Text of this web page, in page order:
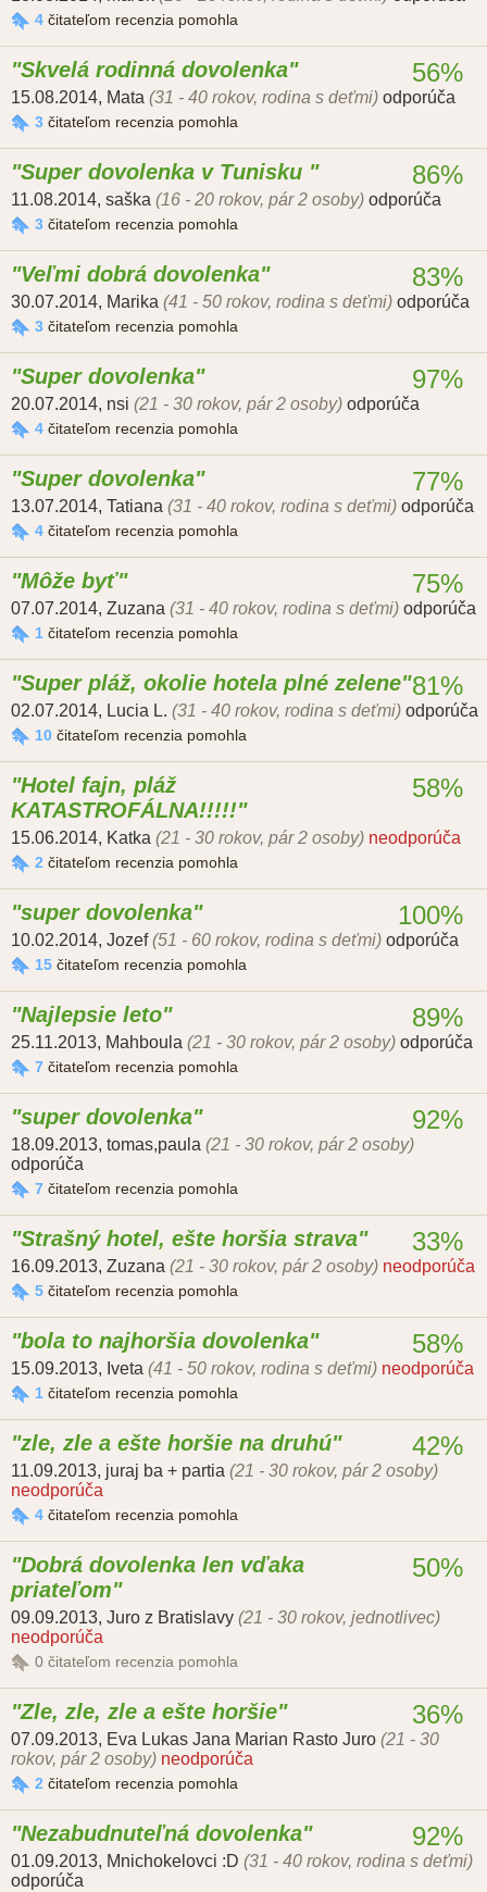
4 čitateľom recenzia pomohla
Skvelá rodinná dovolenka
15.08.2014, Mata (31 - 40 rokov, rodina s deťmi) odporúča
3 čitateľom recenzia pomohla
56%
Super dovolenka v Tunisku
11.08.2014, saška (16 - 20 rokov, pár 2 osoby) odporúča
3 čitateľom recenzia pomohla
86%
Veľmi dobrá dovolenka
30.07.2014, Marika (41 - 50 rokov, rodina s deťmi) odporúča
3 čitateľom recenzia pomohla
83%
Super dovolenka
20.07.2014, nsi (21 - 30 rokov, pár 2 osoby) odporúča
4 čitateľom recenzia pomohla
97%
Super dovolenka
13.07.2014, Tatiana (31 - 40 rokov, rodina s deťmi) odporúča
4 čitateľom recenzia pomohla
77%
Môže byť
07.07.2014, Zuzana (31 - 40 rokov, rodina s deťmi) odporúča
1 čitateľom recenzia pomohla
75%
Super pláž, okolie hotela plné zelene
02.07.2014, Lucia L. (31 - 40 rokov, rodina s deťmi) odporúča
10 čitateľom recenzia pomohla
81%
Hotel fajn, pláž
KATASTROFÁLNA!!!!!
15.06.2014, Katka (21 - 30 rokov, pár 2 osoby) neodporúča
2 čitateľom recenzia pomohla
58%
super dovolenka
10.02.2014, Jozef (51 - 60 rokov, rodina s deťmi) odporúča
15 čitateľom recenzia pomohla
100%
Najlepsie leto
25.11.2013, Mahboula (21 - 30 rokov, pár 2 osoby) odporúča
7 čitateľom recenzia pomohla
89%
super dovolenka
18.09.2013, tomas,paula (21 - 30 rokov, pár 2 osoby)
odporúča
7 čitateľom recenzia pomohla
92%
Strašný hotel, ešte horšia strava
16.09.2013, Zuzana (21 - 30 rokov, pár 2 osoby) neodporúča
5 čitateľom recenzia pomohla
33%
bola to najhoršia dovolenka
15.09.2013, Iveta (41 - 50 rokov, rodina s deťmi) neodporúča
1 čitateľom recenzia pomohla
58%
zle, zle a ešte horšie na druhú
11.09.2013, juraj ba + partia (21 - 30 rokov, pár 2 osoby)
neodporúča
4 čitateľom recenzia pomohla
42%
Dobrá dovolenka len vďaka
priateľom
09.09.2013, Juro z Bratislavy (21 - 30 rokov, jednotlivec)
neodporúča
0 čitateľom recenzia pomohla
50%
Zle, zle, zle a ešte horšie
07.09.2013, Eva Lukas Jana Marian Rasto Juro (21 - 30
rokov, pár 2 osoby) neodporúča
2 čitateľom recenzia pomohla
36%
Nezabudnuteľná dovolenka
01.09.2013, Mnichokelovci :D (31 - 40 rokov, rodina s deťmi)
odporúča
92%